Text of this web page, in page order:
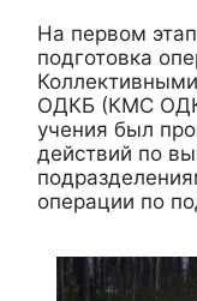
На первом
подготовка
ОДКБ (КМС
учения был
действий по
операции по